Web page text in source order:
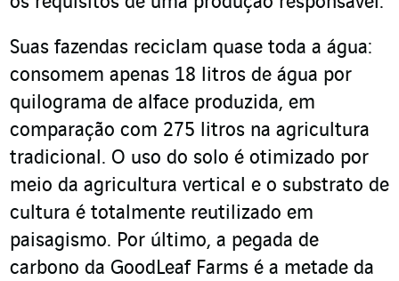
Suas fazendas reciclam quase toda a água:
consomem apenas 18 litros de água por
quilograma de alface produzida, em
comparação com 275 litros na agricultura
tradicional. O uso do solo é otimizado por
meio da agricultura vertical e o substrato de
cultura é totalmente reutilizado em
paisagismo. Por último, a pegada de
carbono da GoodLeaf Farms é a metade da